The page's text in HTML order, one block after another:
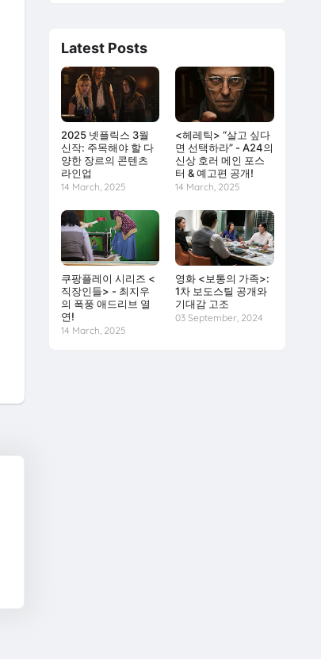
Latest Posts
2025 넷플릭스 3월
신작: 주목해야 할 다
양한 장르의 콘텐츠
라인업
14 March, 2025
<헤레틱> “살고 싶다
면 선택하라” - A24의
신상 호러 메인 포스
터 & 예고편 공개!
14 March, 2025
쿠팡플레이 시리즈 <
직장인들> - 최지우
의 폭풍 애드리브 열
연!
14 March, 2025
영화 <보통의 가족>:
1차 보도스틸 공개와
기대감 고조
03 September, 2024